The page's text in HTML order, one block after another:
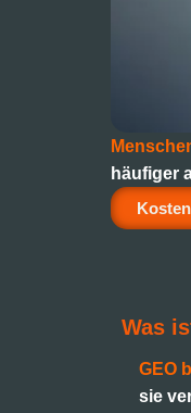
häufiger
Was
GEO
sie